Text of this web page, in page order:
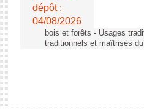
dépôt :
04/08/2026
bois et forêts - Usages
traditionnels et maîtrisés